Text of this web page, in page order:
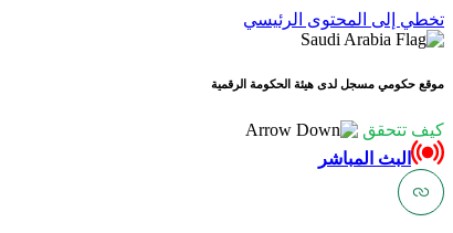
تخطي إلى المحتوى الرئيسي
موقع حكومي مسجل لدى هيئة الحكومة الرقمية
كيف تتحقق
البث المباشر